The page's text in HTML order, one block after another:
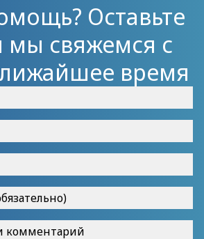
Оставьте
мы свяжемся с
время